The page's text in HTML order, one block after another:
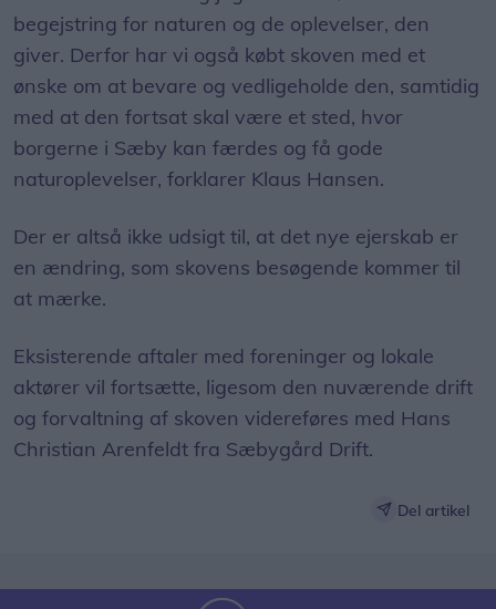
begejstring for naturen og de oplevelser, den
giver. Derfor har vi også købt skoven med et
ønske om at bevare og vedligeholde den, samtidig
med at den fortsat skal være et sted, hvor
borgerne i Sæby kan færdes og få gode
naturoplevelser, forklarer Klaus Hansen.
Der er altså ikke udsigt til, at det nye ejerskab er
en ændring, som skovens besøgende kommer til
at mærke.
Eksisterende aftaler med foreninger og lokale
aktører vil fortsætte, ligesom den nuværende drift
og forvaltning af skoven videreføres med Hans
Christian Arenfeldt fra Sæbygård Drift.
Del artikel